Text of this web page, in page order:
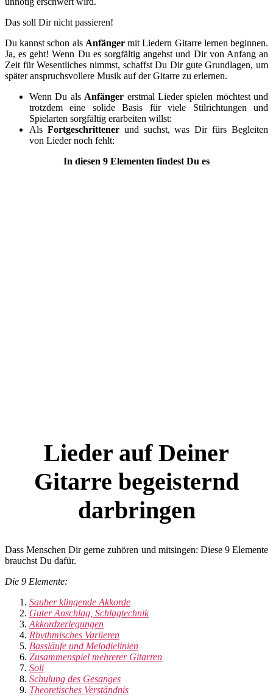
Das soll Dir nicht passieren!
Du kannst schon als Anfängermit Liedern Gitarre lernen beginnen.
Ja, es geht! Wenn Du es sorgfältig angehst und Dir von Anfang an
Zeit für Wesentliches nimmst, schaffst Du Dir gute Grundlagen, um
später anspruchsvollere Musik auf der Gitarre zu erlernen.
Wenn Du als Anfänger erstmal Lieder spielen möchtest und
trotzdem eine solide Basis für viele Stilrichtungen und
Spielarten sorgfältig erarbeiten willst:
Als Fortgeschrittenerund suchst, was Dir fürs Begleiten
von Lieder noch fehlt:
In diesen 9 Elementen findest Du es
Lieder auf Deiner
Gitarre begeisternd
darbringen
Dass Menschen Dir gerne zuhören und mitsingen: Diese 9 Elemente
brauchst Du dafür.
Die 9 Elemente:
Sauber klingende Akkorde
Guter Anschlag, Schlagtechnik
Akkordzerlegungen
Rhythmisches Variieren
Bassläufe und Melodielinien
Zusammenspiel mehrerer Gitarren
Soli
Schulung des Gesanges
Theoretisches Verständnis